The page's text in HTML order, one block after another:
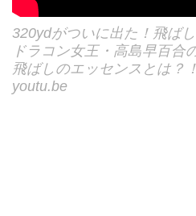
320ydがついに出た！飛ば
ドラコン女王・高島早百合
飛ばしのエッセンスとは？！
youtu.be